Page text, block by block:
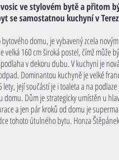
ve stylovém bytě a přitom
se samostatnou kuchyní v
domu, je vybavený zcela
160 cm široká postel, čímž může
v dekoru dubu. V kuchyni je
Dominantou kuchyně je velké
její součástí je i toaleta a na
Dům je strategicky umístěn u
a jen pár kroků od domu je
tohoto útulného bytu. Honza